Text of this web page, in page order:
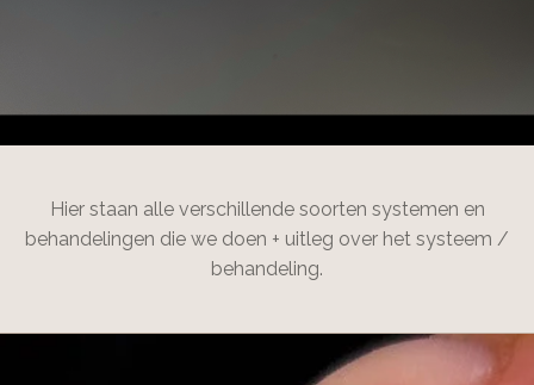
Hier staan alle verschillende soorten systemen en
behandelingen die we doen + uitleg over het systeem /
behandeling.